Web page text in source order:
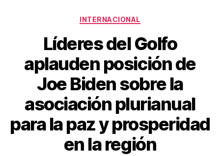
Categorías
INTERNACIONAL
Líderes del Golfo
aplauden posición de
Joe Biden sobre la
asociación plurianual
para la paz y prosperidad
en la región